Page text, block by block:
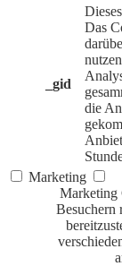
_gid
Das
die
Marketing
Marketing
Besuchern